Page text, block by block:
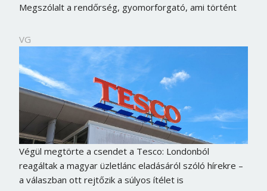
Megszólalt a rendőrség, gyomorforgató, ami történt
VG
Végül megtörte a csendet a Tesco: Londonból
reagáltak a magyar üzletlánc eladásáról szóló hírekre –
a válaszban ott rejtőzik a súlyos ítélet is